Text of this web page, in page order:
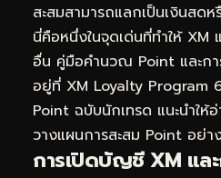
สะสมสามารถแลกเป็นเงินสด
นี่คือหนึ่งในจุดเด่นที่ทำให้ XM
อื่น คู่มือคำนวณ Point และก
อยู่ที่ XM Loyalty Program
Point ฉบับนักเทรด แนะนำให้
วางแผนการสะสม Point อย่า
การเปิดบัญชี XM แล